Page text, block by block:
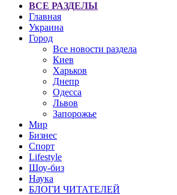
ВСЕ РАЗДЕЛЫ
Главная
Украина
Город
Все новости раздела
Киев
Харьков
Днепр
Одесса
Львов
Запорожье
Мир
Бизнес
Спорт
Lifestyle
Шоу-биз
Наука
БЛОГИ ЧИТАТЕЛЕЙ